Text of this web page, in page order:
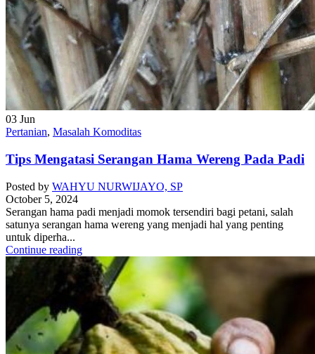
03 Jun
Pertanian, Masalah Komoditas
Tips Mengatasi Serangan Hama Wereng Pada Padi
Posted by WAHYU NURWIJAYO, SP
October 5, 2024
Serangan hama padi menjadi momok tersendiri bagi petani, salah
satunya serangan hama wereng yang menjadi hal yang penting
untuk diperha...
Continue reading